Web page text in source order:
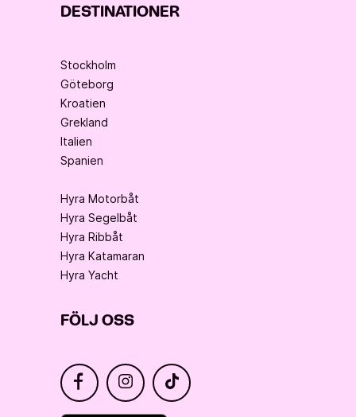
DESTINATIONER
Stockholm
Göteborg
Kroatien
Grekland
Italien
Spanien
Hyra Motorbåt
Hyra Segelbåt
Hyra Ribbåt
Hyra Katamaran
Hyra Yacht
FÖLJ OSS